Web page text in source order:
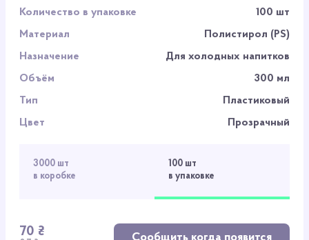
Количество в упаковке
100 шт
Материал
Полистирол (PS)
Назначение
Для холодных напитков
Объём
300 мл
Тип
Пластиковый
Цвет
Прозрачный
3000 шт
в коробке
100 шт
в упаковке
70 ₴ Сообщить когда появится